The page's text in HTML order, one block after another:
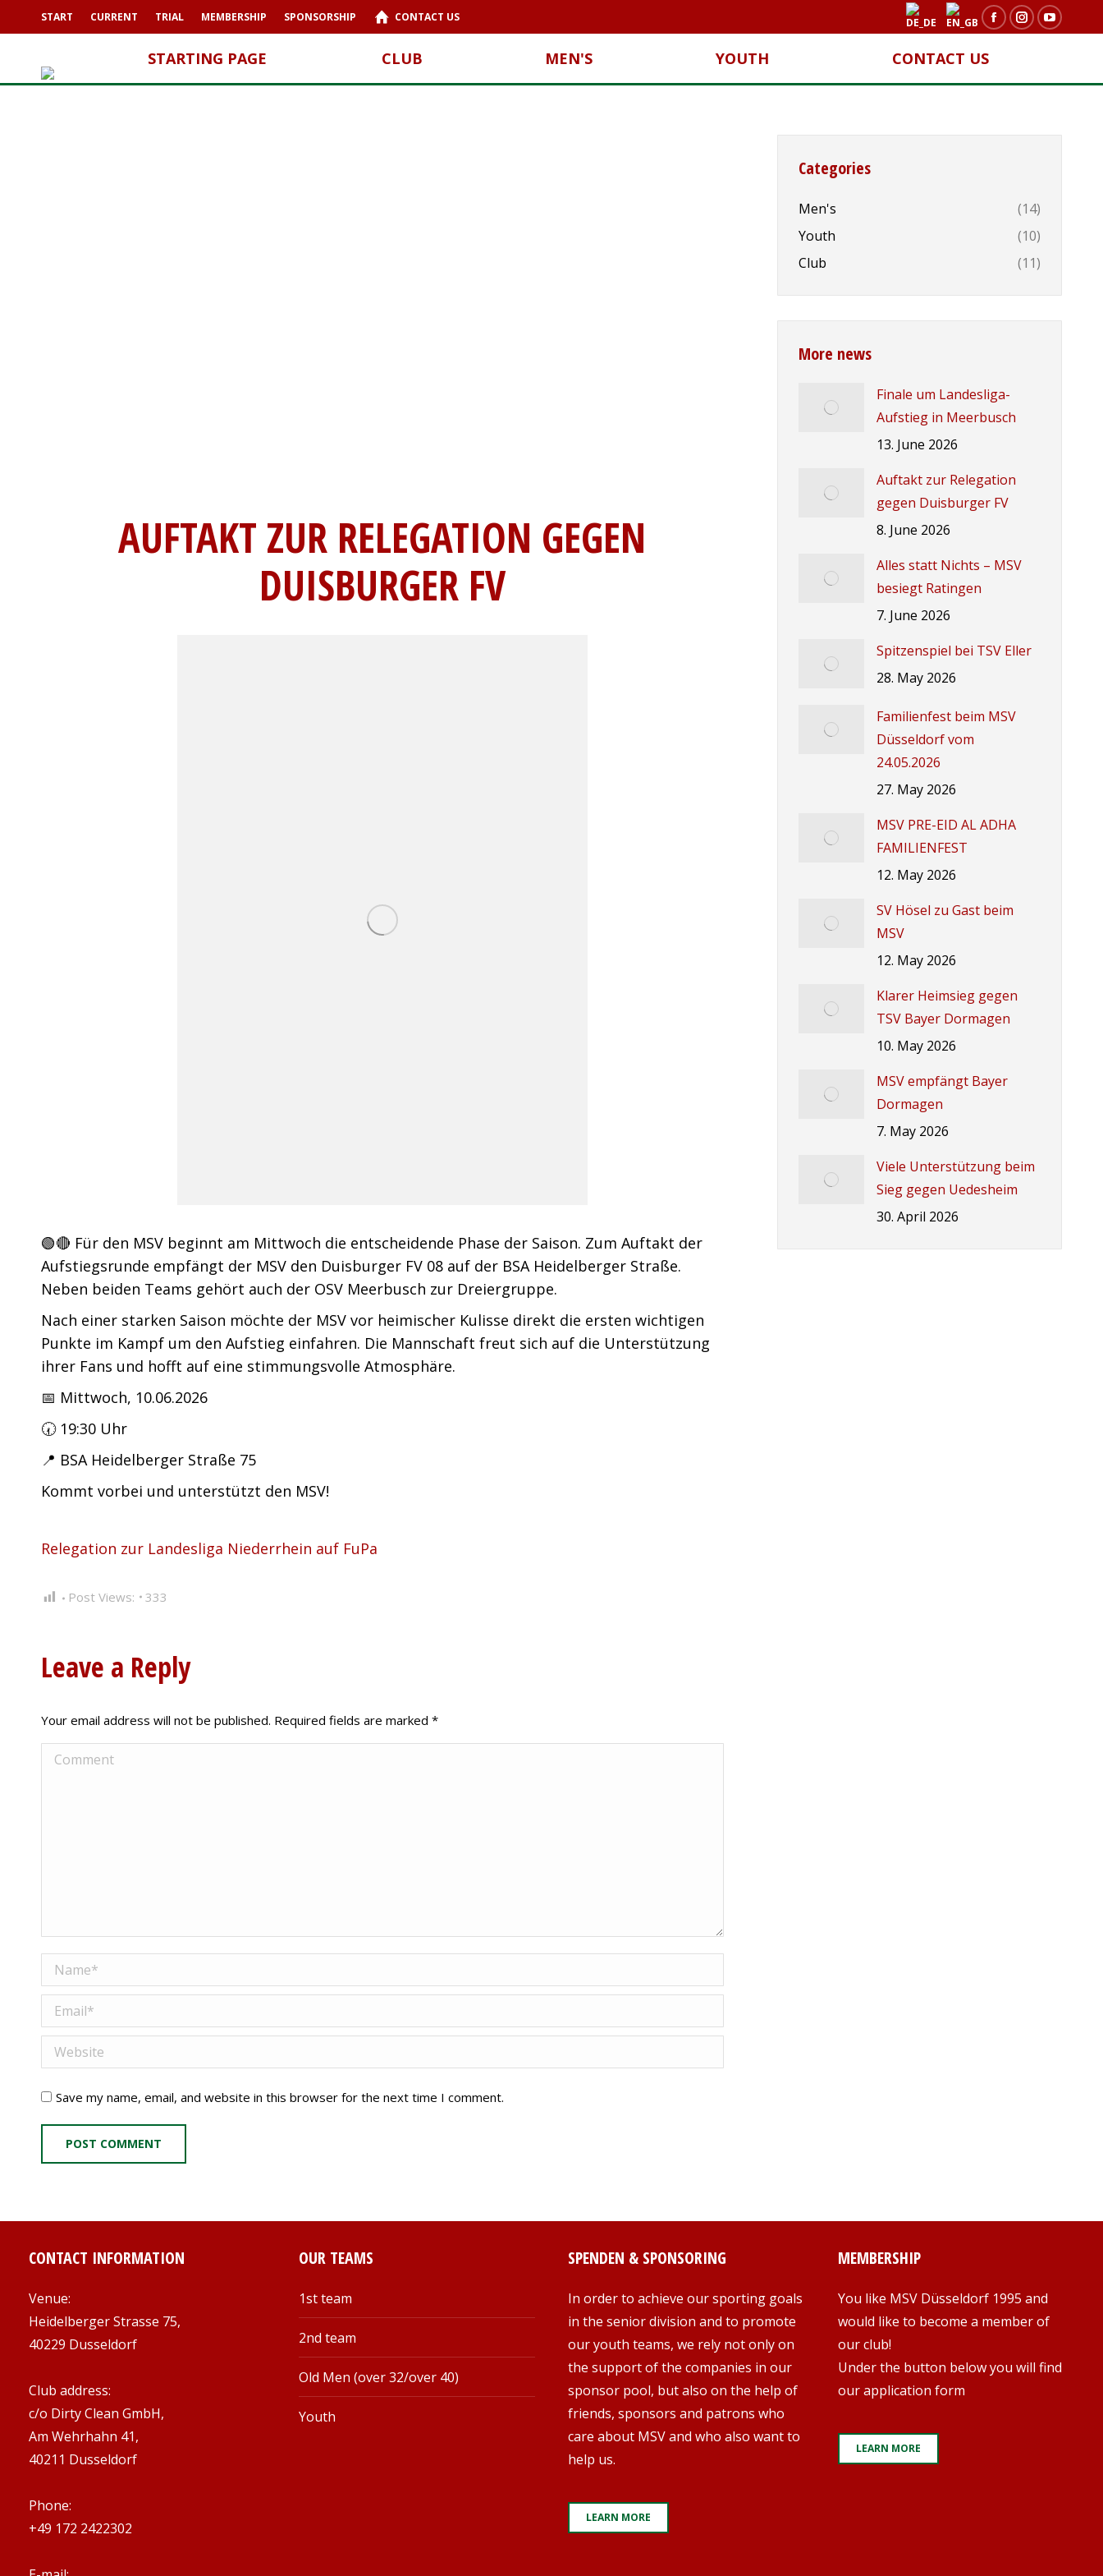
START CURRENT TRIAL MEMBERSHIP SPONSORSHIP CONTACT US
Facebook
Instagram
STARTING PAGE CLUB MEN'S YOUTH CONTACT US
AUFTAKT ZUR RELEGATION GEGEN
DUISBURGER FV
🟢🔴 Für den MSV beginnt am Mittwoch die entscheidende Phase der Saison. Zum Auftakt der
Aufstiegsrunde empfängt der MSV den Duisburger FV 08 auf der BSA Heidelberger Straße.
Neben beiden Teams gehört auch der OSV Meerbusch zur Dreiergruppe.
Nach einer starken Saison möchte der MSV vor heimischer Kulisse direkt die ersten wichtigen
Punkte im Kampf um den Aufstieg einfahren. Die Mannschaft freut sich auf die Unterstützung
ihrer Fans und hofft auf eine stimmungsvolle Atmosphäre.
📅 Mittwoch, 10.06.2026
🕢 19:30 Uhr
📍 BSA Heidelberger Straße 75
Kommt vorbei und unterstützt den MSV!
Relegation zur Landesliga Niederrhein auf FuPa
Post Views: 333
Leave a Reply
Your email address will not be published. Required fields are marked *
Comment
Name *
Email *
Website
Save my name, email, and website in this browser for the next time I comment.
POST COMMENT
Categories
Men's
(14)
Youth
(10)
Club
(11)
More news
Finale um Landesliga-
Aufstieg in Meerbusch
13. June 2026
Auftakt zur Relegation
gegen Duisburger FV
8. June 2026
Alles statt Nichts – MSV
besiegt Ratingen
7. June 2026
Spitzenspiel bei TSV Eller
28. May 2026
Familienfest beim MSV
Düsseldorf vom
24.05.2026
27. May 2026
MSV PRE-EID AL ADHA
FAMILIENFEST
12. May 2026
SV Hösel zu Gast beim
MSV
12. May 2026
Klarer Heimsieg gegen
TSV Bayer Dormagen
10. May 2026
MSV empfängt Bayer
Dormagen
7. May 2026
Viele Unterstützung beim
Sieg gegen Uedesheim
30. April 2026
CONTACT INFORMATION
Venue:
Heidelberger Strasse 75,
40229 Dusseldorf
Club address:
c/o Dirty Clean GmbH,
Am Wehrhahn 41,
40211 Dusseldorf
Phone:
+49 172 2422302
OUR TEAMS
1st team
2nd team
Old Men (over 32/over 40)
Youth
SPENDEN & SPONSORING
In order to achieve our sporting goals
in the senior division and to promote
our youth teams, we rely not only on
the support of the companies in our
sponsor pool, but also on the help of
friends, sponsors and patrons who
care about MSV and who also want to
help us.
LEARN MORE
MEMBERSHIP
You like MSV Düsseldorf 1995 and
would like to become a member of
our club!
Under the button below you will find
our application form
LEARN MORE